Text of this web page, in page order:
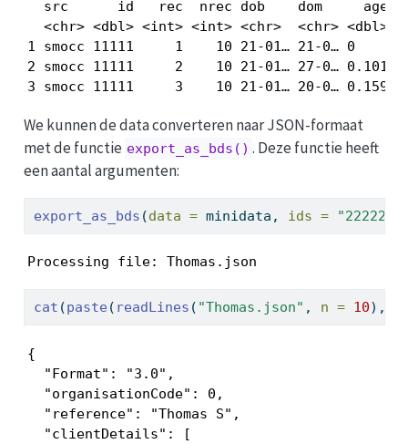
src      id   rec  nrec dob    dom     age
<chr> <dbl> <int> <int> <chr>  <chr> <dbl>
1 smocc 11111     1    10 21-01… 21-0… 0
2 smocc 11111     2    10 21-01… 27-0… 0.101
3 smocc 11111     3    10 21-01… 20-0…
We kunnen de data converteren naar JSON-formaat
met de functie export_as_bds() . Deze functie heeft
een aantal argumenten:
export_as_bds (data = minidata, ids = "22222"
Processing file: Thomas.json
cat (paste ( readLines ( "Thomas.json" , n = 10),
{
  "Format": "3.0",
  "organisationCode": 0,
  "reference": "Thomas S",
  "clientDetails": [